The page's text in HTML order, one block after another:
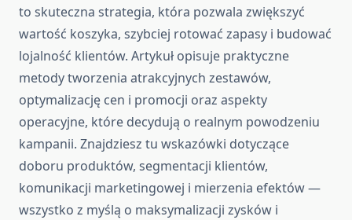
to skuteczna strategia, która pozwala zwiększyć
wartość koszyka, szybciej rotować zapasy i budować
lojalność klientów. Artykuł opisuje praktyczne
metody tworzenia atrakcyjnych zestawów,
optymalizację cen i promocji oraz aspekty
operacyjne, które decydują o realnym powodzeniu
kampanii. Znajdziesz tu wskazówki dotyczące
doboru produktów, segmentacji klientów,
komunikacji marketingowej i mierzenia efektów —
wszystko z myślą o maksymalizacji zysków i